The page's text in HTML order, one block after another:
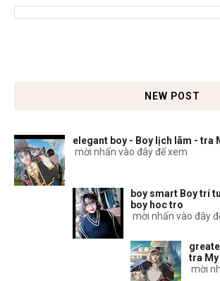
NEW POST
elegant boy - Boy lịch lãm - tra
mời nhấn vào đây để xem
boy smart Boy trí
boy hoc tro
mời nhấn vào đây
tra
mời